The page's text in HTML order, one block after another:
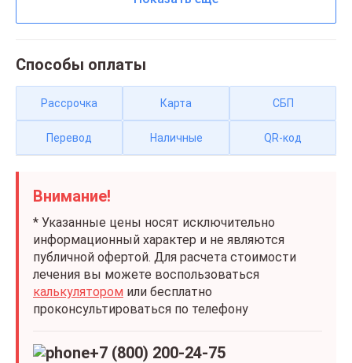
Способы оплаты
Рассрочка Карта СБП
Перевод Наличные QR-код
Внимание!
* Указанные цены носят исключительно
информационный характер и не являются
публичной офертой. Для расчета стоимости
лечения вы можете воспользоваться
калькулятором или бесплатно
проконсультироваться по телефону
+7 (800) 200-24-75